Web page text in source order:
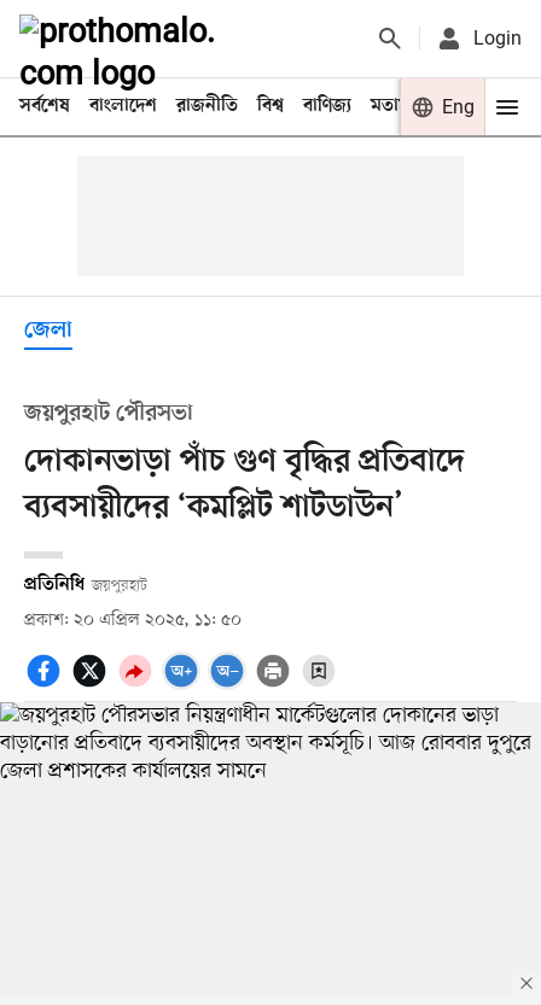
Login
সর্বশেষ বাংলাদেশ রাজনীতি বিশ্ব বাণিজ্য মতামত খেলা
Eng
জেলা
জয়পুরহাট পৌরসভা
দোকানভাড়া পাঁচ গুণ বৃদ্ধির প্রতিবাদে
ব্যবসায়ীদের ‘কমপ্লিট শাটডাউন’
প্রতিনিধি জয়পুরহাট
প্রকাশ: ২০ এপ্রিল ২০২৫, ১১: ৫০